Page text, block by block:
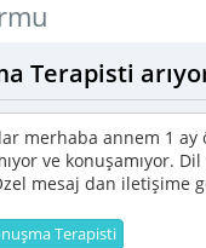
Terapisti
merhaba annem 1 ay
ve konuşamıyor.
mesaj dan iletişime
Terapisti